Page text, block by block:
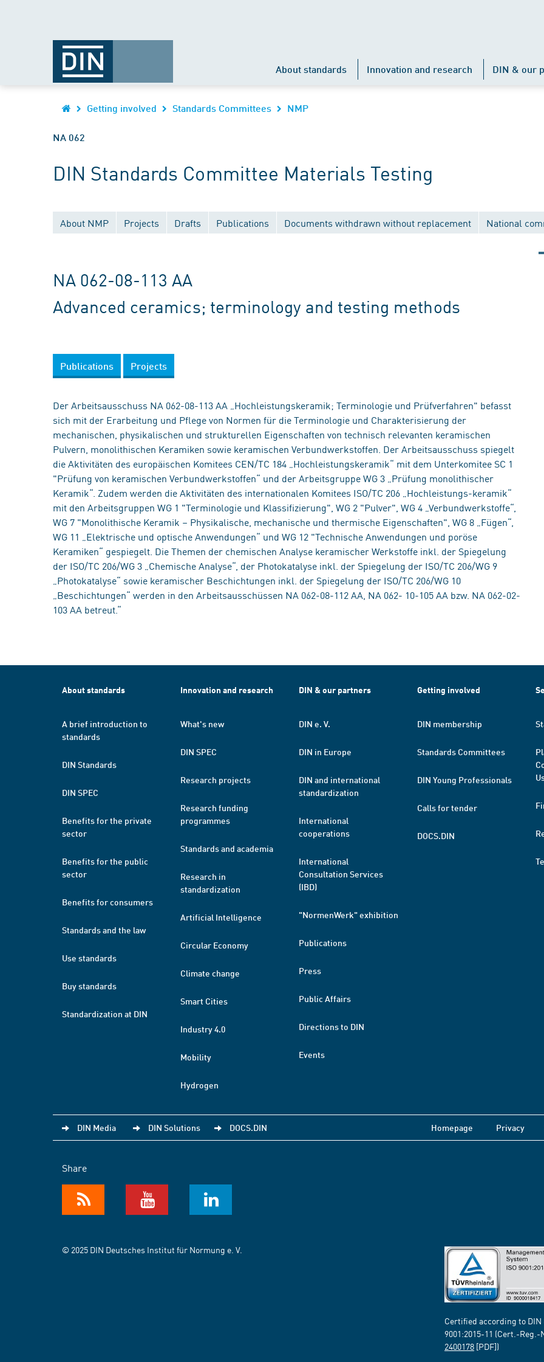
About standards Innovation and research DIN & our
Getting involved Standards Committees NMP
NA 062
DIN Standards Committee Materials Testing
About NMP Projects Drafts Publications Documents withdrawn without replacement National
NA 062-08-113 AA
Advanced ceramics; terminology and testing methods
Publications Projects
Der Arbeitsausschuss NA 062-08-113 AA „Hochleistungskeramik; Terminologie und Prüfverfahren" befasst
sich mit der Erarbeitung und Pflege von Normen für die Terminologie und Charakterisierung der
mechanischen, physikalischen und strukturellen Eigenschaften von technisch relevanten keramischen
Pulvern, monolithischen Keramiken sowie keramischen Verbundwerkstoffen. Der Arbeitsausschuss spiegelt
die Aktivitäten des europäischen Komitees CEN/TC 184 „Hochleistungskeramik“ mit dem Unterkomitee SC 1
"Prüfung von keramischen Verbundwerkstoffen“ und der Arbeitsgruppe WG 3 „Prüfung monolithischer
Keramik“. Zudem werden die Aktivitäten des internationalen Komitees ISO/TC 206 „Hochleistungs-keramik“
mit den Arbeitsgruppen WG 1 "Terminologie und Klassifizierung", WG 2 "Pulver", WG 4 „Verbundwerkstoffe“,
WG 7 "Monolithische Keramik – Physikalische, mechanische und thermische Eigenschaften", WG 8 „Fügen“,
WG 11 „Elektrische und optische Anwendungen“ und WG 12 "Technische Anwendungen und poröse
Keramiken“ gespiegelt. Die Themen der chemischen Analyse keramischer Werkstoffe inkl. der Spiegelung
der ISO/TC 206/WG 3 „Chemische Analyse“, der Photokatalyse inkl. der Spiegelung der ISO/TC 206/WG 9
„Photokatalyse“ sowie keramischer Beschichtungen inkl. der Spiegelung der ISO/TC 206/WG 10
„Beschichtungen“ werden in den Arbeitsausschüssen NA 062-08-112 AA, NA 062- 10-105 AA bzw. NA 062-02-
103 AA betreut.“
About standards
A brief introduction to
standards
DIN Standards
DIN SPEC
Benefits for the private
sector
Benefits for the public
sector
Benefits for consumers
Standards and the law
Use standards
Buy standards
Standardization at DIN
Innovation and research
What's new
DIN SPEC
Research projects
Research funding
programmes
Standards and academia
Research in
standardization
Artificial Intelligence
Circular Economy
Climate change
Smart Cities
Industry 4.0
Mobility
Hydrogen
DIN & our partners
DIN e. V.
DIN in Europe
DIN and international
standardization
International
cooperations
International
Consultation Services
(IBD)
"NormenWerk" exhibition
Publications
Press
Public Affairs
Directions to DIN
Events
Getting involved
DIN membership
Standards Committees
DIN Young Professionals
Calls for tender
DOCS.DIN
DIN Media DIN Solutions DOCS.DIN Homepage Privacy
Share
© 2025 DIN Deutsches Institut für Normung e. V.
Certified according to DIN
9001:2015-11 (Cert.-Reg.-
2400178 [PDF])